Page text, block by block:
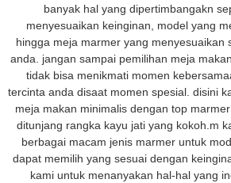
banyak hal yang dipertimbangakn
menyesuaikan keinginan, model yang
hingga meja marmer yang menyesuaikan
anda. jangan sampai pemilihan meja
tidak bisa menikmati momen
tercinta anda disaat momen spesial. disini
meja makan minimalis dengan top
ditunjang rangka kayu jati yang kokoh.m
berbagai macam jenis marmer untuk
dapat memilih yang sesuai dengan
kami untuk menanyakan hal-hal yang